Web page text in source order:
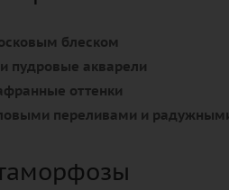
блеском
пудровые акварели
оттенки
переливами и